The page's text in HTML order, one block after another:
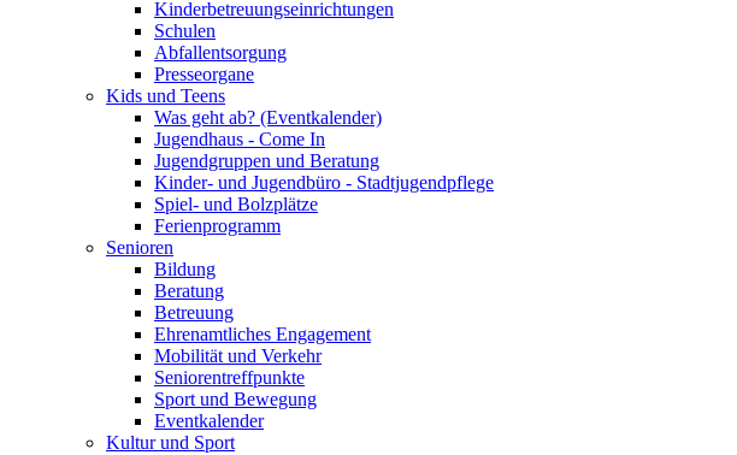
Kinderbetreuungseinrichtungen
Schulen
Abfallentsorgung
Presseorgane
Kids und Teens
Was geht ab? (Eventkalender)
Jugendhaus - Come In
Jugendgruppen und Beratung
Kinder- und Jugendbüro - Stadtjugendpflege
Spiel- und Bolzplätze
Ferienprogramm
Senioren
Bildung
Beratung
Betreuung
Ehrenamtliches Engagement
Mobilität und Verkehr
Seniorentreffpunkte
Sport und Bewegung
Eventkalender
Kultur und Sport